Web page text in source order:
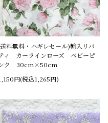
料無料・ハギレセール)輸入リバ
ィ カーラインローズ ベビーピ
ク 30cm×50cm
円(税込1,265円)